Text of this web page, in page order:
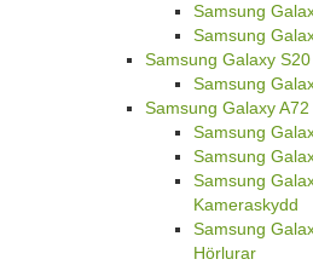
Samsung
Samsung
Samsung Galaxy
Samsung
Samsung Galaxy A72
Samsung
Samsung
Samsung
Kameraskydd
Samsung
Hörlurar